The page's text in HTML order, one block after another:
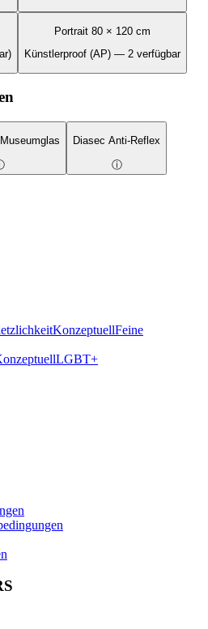
Portrait 80 × 120 cm
Künstlerproof (AP) — 2 verfügbar
Diasec Anti-Reflex
ⓘ
KonzeptuellFeine
LGBT+